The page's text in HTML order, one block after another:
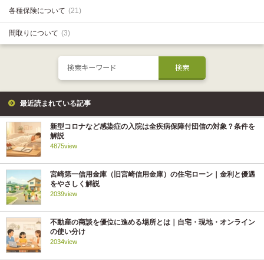
各種保険について (21)
間取りについて (3)
最近読まれている記事
新型コロナなど感染症の入院は全疾病保障付団信の対象？条件を
解説
4875view
宮崎第一信用金庫（旧宮崎信用金庫）の住宅ローン｜金利と優遇
をやさしく解説
2039view
不動産の商談を優位に進める場所とは｜自宅・現地・オンライン
の使い分け
2034view